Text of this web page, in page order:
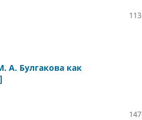
А. Булгакова как